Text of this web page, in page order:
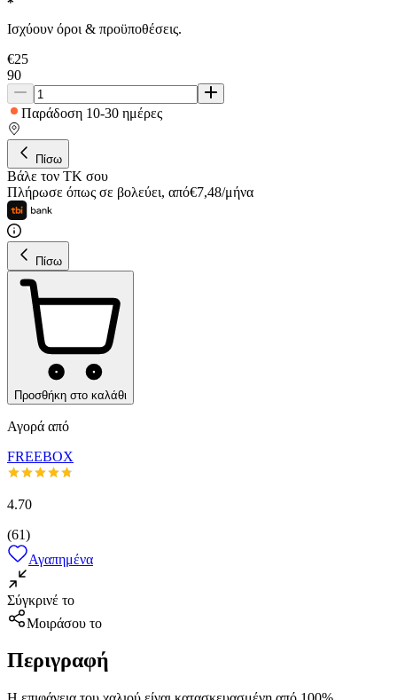
Ισχύουν όροι & προϋποθέσεις.
€25
90
Παράδοση 10-30 ημέρες
Πίσω
Βάλε τον ΤΚ σου
Πλήρωσε όπως σε βολεύει, από€7,48/μήνα
Πίσω
Προσθήκη στο καλάθι
Αγορά από
FREEBOX
4.70
(61)
Αγαπημένα
Σύγκρινέ το
Μοιράσου το
Περιγραφή